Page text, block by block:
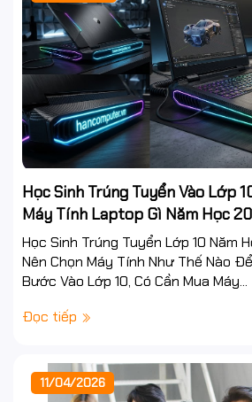
Học Sinh Trúng Tuyển Vào Lớp 10 THPT Nên Mua
Máy Tính Laptop Gì Năm Học
Học Sinh Trúng Tuyển Lớp 10 Năm
Nên Chọn Máy Tính Như Thế Nào
Bước Vào Lớp 10, Có Cần Mua Máy...
Đọc tiếp
11/04/2026